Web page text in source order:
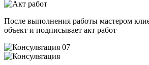
После выполнения работы мастером
объект и подписывает акт работ
07